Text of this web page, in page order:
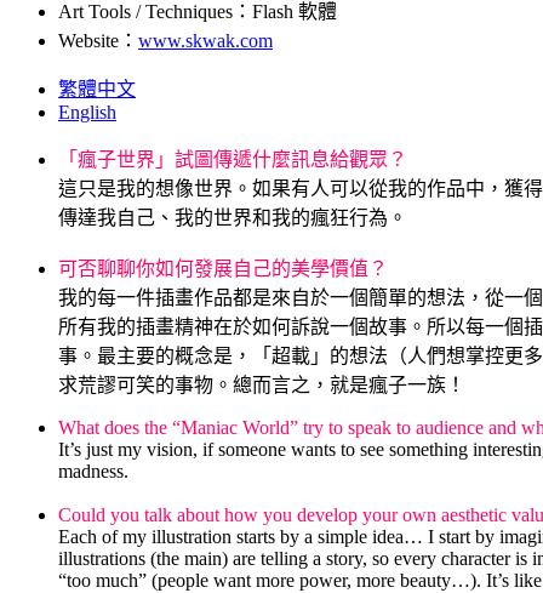
Art Tools / Techniques：Flash 軟體
Website： www.skwak.com
繁體中文
English
「瘋子世界」試圖傳遞什麼訊息給觀眾？
這只是我的想像世界。如果有人可以從我的作品中，獲
傳達我自己、我的世界和我的瘋狂行為。
可否聊聊你如何發展自己的美學價值？
我的每一件插畫作品都是來自於一個簡單的想法，從一
所有我的插畫精神在於如何訴說一個故事。所以每一個
事。最主要的概念是，「超載」的想法（人們想掌控更
求荒謬可笑的事物。總而言之，就是瘋子一族！
What does the “Maniac World” try to speak to audience and
It’s just my vision, if someone wants to see something
madness.
Could you talk about how you develop your own aesthetic
Each of my illustration starts by a simple idea… I start by
illustrations (the main) are telling a story, so every character is
“too much” (people want more power, more beauty…). It’s